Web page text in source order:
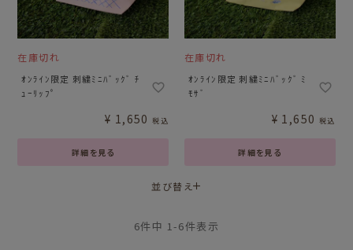
在庫切れ
ｵﾝﾗｲﾝ限定 刺繍ﾐﾆﾊﾞｯｸﾞ ﾁ
ｭｰﾘｯﾌﾟ
詳細を見る
¥ 1,650 税込
在庫切れ
ｵﾝﾗｲﾝ限定 刺繍ﾐﾆﾊﾞｯｸﾞ ﾐ
ﾓｻﾞ
詳細を見る
¥ 1,650 税込
並び替え
6件中 1-6件表示